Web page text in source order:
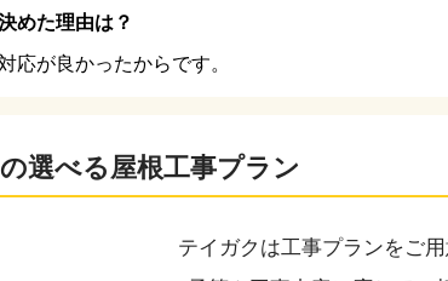
めた理由は？
応が良かったからです。
選べる屋根工事プラン
テイガクは工事プランをご